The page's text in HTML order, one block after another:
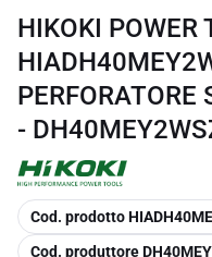
HIKOKI POWER
-
copia
Cod. prodotto
copia
Cod. produttore